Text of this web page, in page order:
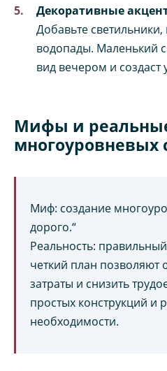
Декоративные
Добавьте
водопады. Маленький
вид вечером и создаст
Мифы и
многоуровневых
Миф: создание
дорого.“
Реальность:
четкий план позволяют
затраты и снизить
простых конструкций и
необходимости.